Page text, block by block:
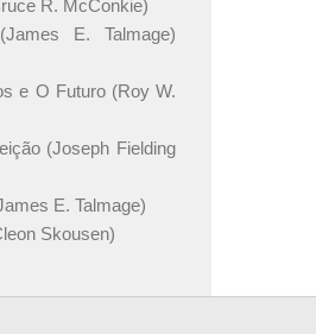
R. McConkie)
E. Talmage)
e O Futuro (Roy W.
(Joseph Fielding
E. Talmage)
Skousen)